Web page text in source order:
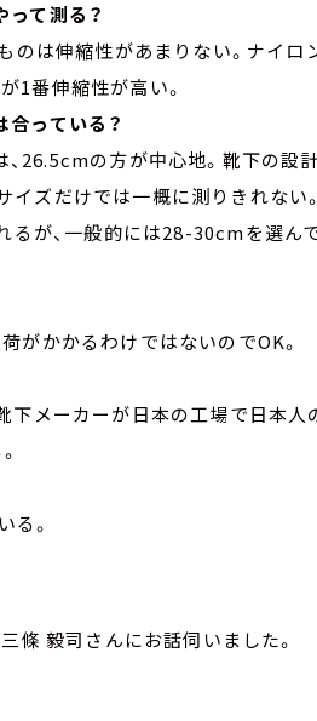
って測る？
のは伸縮性があまりない。ナイロ
1番伸縮性が高い。
合っている？
26.5cmの方が中心地。靴下の設
イズだけでは一概に測りきれない
が、一般的には28-30cmを選ん
がかかるわけではないのでOK。
下メーカーが日本の工場で日本人
る。
毅司さんにお話伺いました。